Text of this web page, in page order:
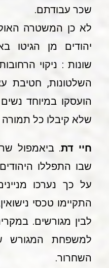
שכר עבודתם.
לא כן המשטרה
יהודים מן הגיטו
שונות : ניקוי
השלטונות, חטיבת
שלא קיבלו כל
חיי דת. ביאמפול
שבו התפללו
על כך נערכו
התקיימו טכסי
לבין מגורשים.
למשפחת המגורש
השחרור.